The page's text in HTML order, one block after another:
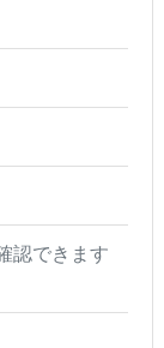
認できます